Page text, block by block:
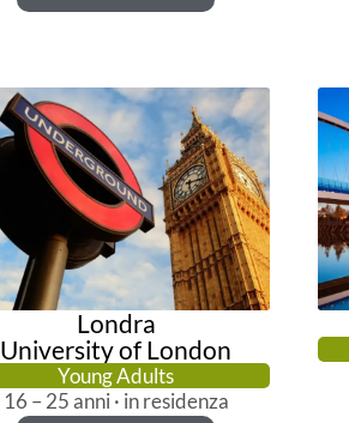
Londra
University of London
Young Adults
16 – 25 anni · in residenza